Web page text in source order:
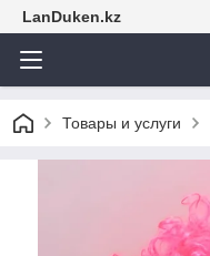
LanDuken.kz
Товары и услуги